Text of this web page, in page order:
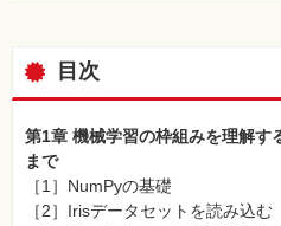
目次
第1章 機械学習の枠組みを理解
まで
［1］NumPyの基礎
［2］Irisデータセットを読み込む